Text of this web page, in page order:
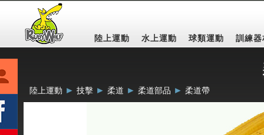
陸上運動 水上運動 球類運動 訓練
陸上運動 ► 技擊 ► 柔道 ► 柔道部品 ► 柔道帶